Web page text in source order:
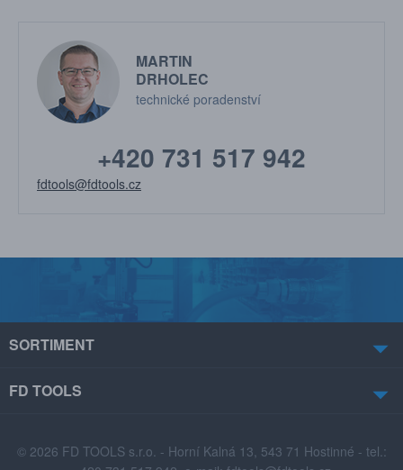
MARTIN
DRHOLEC
technické poradenství
+420 731 517 942
fdtools@fdtools.cz
SORTIMENT
FD TOOLS
© 2026 FD TOOLS s.r.o. - Horní Kalná 13, 543 71 Hostinné - tel.: